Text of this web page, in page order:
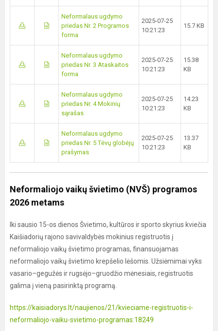
Neformalaus ugdymo
priedas Nr. 2 Programos
forma
2025-07-25
10:21:23
15.7 KB
Neformalaus ugdymo
priedas Nr. 3 Ataskaitos
forma
2025-07-25
10:21:23
15.38
KB
Neformalaus ugdymo
priedas Nr. 4 Mokinių
sąrašas
2025-07-25
10:21:23
14.23
KB
Neformalaus ugdymo
priedas Nr. 5 Tėvų globėjų
prašymas
2025-07-25
10:21:23
13.37
KB
Neformaliojo vaikų švietimo (NVŠ) programos
2026 metams
Iki sausio 15-os dienos Švietimo, kultūros ir sporto skyrius kviečia
Kaišiadorių rajono savivaldybės mokinius registruotis į
neformaliojo vaikų švietimo programas, finansuojamas
neformaliojo vaikų švietimo krepšelio lėšomis. Užsiėmimai vyks
vasario–gegužės ir rugsėjo–gruodžio mėnesiais, registruotis
galima į vieną pasirinktą programą.
https://kaisiadorys.lt/naujienos/21/kvieciame-registruotis-i-
neformaliojo-vaiku-svietimo-programas:18249